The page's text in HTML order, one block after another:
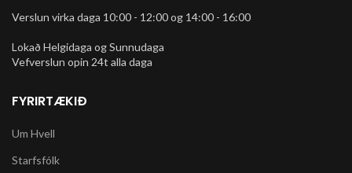
Verslun virka daga 10:00 - 12:00 og 14:00 - 16:00
Lokað Helgidaga og Sunnudaga
Vefverslun opin 24t alla daga
FYRIRTÆKIÐ
Um Hvell
Starfsfólk